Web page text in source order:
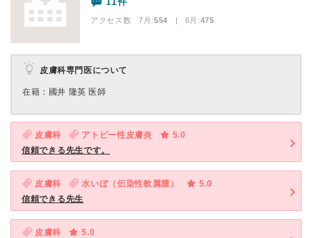
アクセス数 7月:554 | 6月:475
皮膚科専門医について
在籍：國井 隆英 医師
皮膚科 アトピー性皮膚炎
5.0
信頼できる先生です。
皮膚科 水いぼ（伝染性軟属腫）
5.0
信頼できる先生
皮膚科
5.0